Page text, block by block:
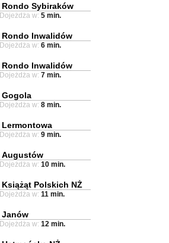
Rondo Sybiraków
Dojeżdża w: 5 min.
Rondo Inwalidów
Dojeżdża w: 6 min.
Rondo Inwalidów
Dojeżdża w: 7 min.
Gogola
Dojeżdża w: 8 min.
Lermontowa
Dojeżdża w: 9 min.
Augustów
Dojeżdża w: 10 min.
Książąt Polskich NŻ
Dojeżdża w: 11 min.
Janów
Dojeżdża w: 12 min.